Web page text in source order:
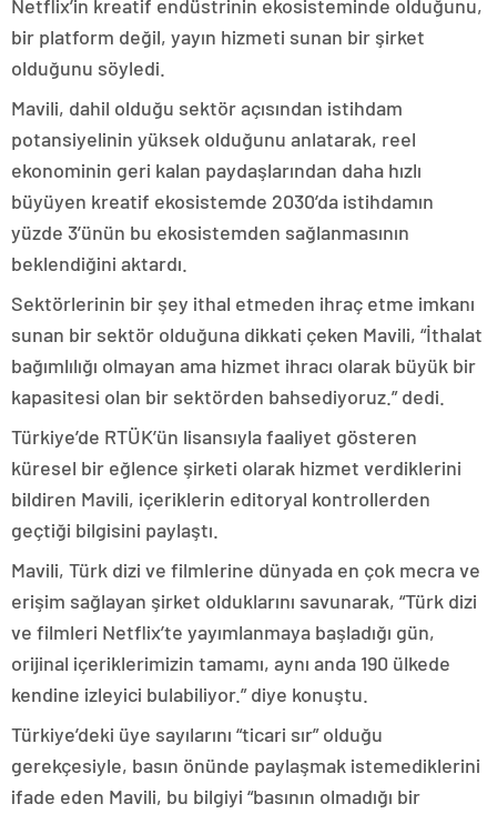
Netflix’in kreatif endüstrinin ekosisteminde olduğunu,
bir platform değil, yayın hizmeti sunan bir şirket
olduğunu söyledi.
Mavili, dahil olduğu sektör açısından istihdam
potansiyelinin yüksek olduğunu anlatarak, reel
ekonominin geri kalan paydaşlarından daha hızlı
büyüyen kreatif ekosistemde 2030’da istihdamın
yüzde 3’ünün bu ekosistemden sağlanmasının
beklendiğini aktardı.
Sektörlerinin bir şey ithal etmeden ihraç etme imkanı
sunan bir sektör olduğuna dikkati çeken Mavili, “İthalat
bağımlılığı olmayan ama hizmet ihracı olarak büyük bir
kapasitesi olan bir sektörden bahsediyoruz.” dedi.
Türkiye’de RTÜK’ün lisansıyla faaliyet gösteren
küresel bir eğlence şirketi olarak hizmet verdiklerini
bildiren Mavili, içeriklerin editoryal kontrollerden
geçtiği bilgisini paylaştı.
Mavili, Türk dizi ve filmlerine dünyada en çok mecra ve
erişim sağlayan şirket olduklarını savunarak, “Türk dizi
ve filmleri Netflix’te yayımlanmaya başladığı gün,
orijinal içeriklerimizin tamamı, aynı anda 190 ülkede
kendine izleyici bulabiliyor.” diye konuştu.
Türkiye’deki üye sayılarını “ticari sır” olduğu
gerekçesiyle, basın önünde paylaşmak istemediklerini
ifade eden Mavili, bu bilgiyi “basının olmadığı bir